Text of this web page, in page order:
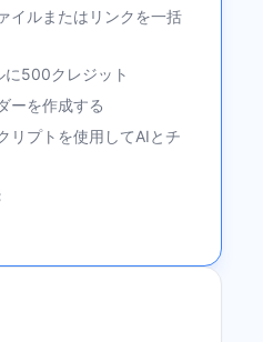
イルまたはリンクを一括
500クレジット
ーを作成する
リプトを使用してAIとチ